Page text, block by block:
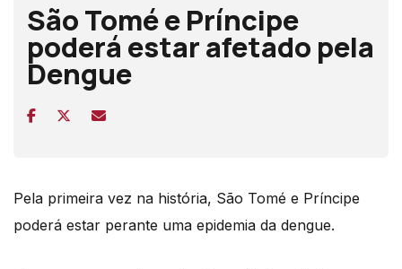
São Tomé e Príncipe
poderá estar afetado pela
Dengue
Pela primeira vez na história, São Tomé e Príncipe
poderá estar perante uma epidemia da dengue.